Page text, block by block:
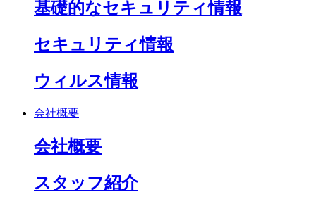
基礎的なセキュリティ情報
セキュリティ情報
ウィルス情報
会社概要
会社概要
スタッフ紹介